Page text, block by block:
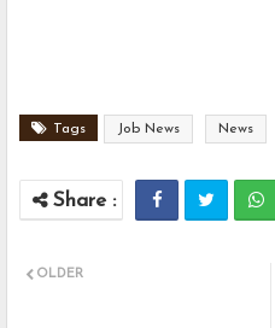
Tags Job News News
OLDER